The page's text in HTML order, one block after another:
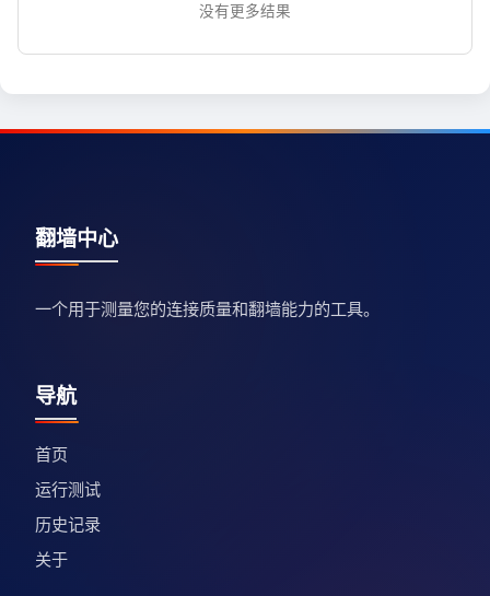
没有更多结果
翻墙中心
一个用于测量您的连接质量和翻墙能力的工具。
导航
首页
运行测试
历史记录
关于